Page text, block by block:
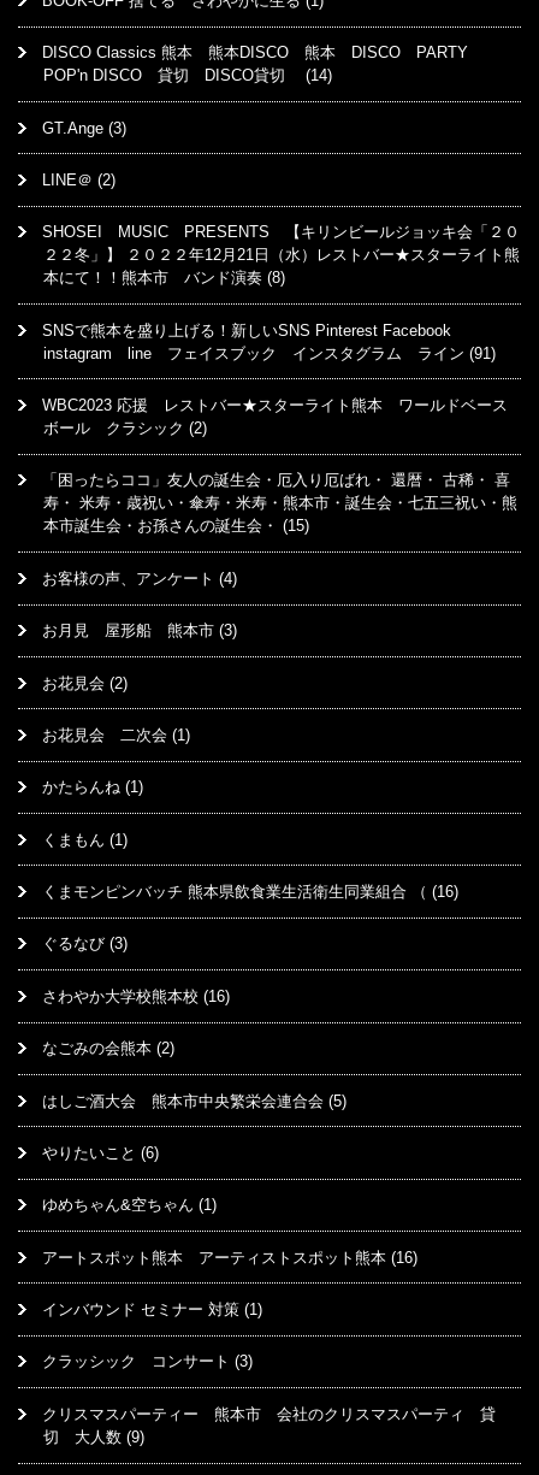
DISCO Classics 熊本 熊本DISCO 熊本 DISCO PARTY
POP'n DISCO 貸切 DISCO貸切 (14)
GT.Ange (3)
LINE＠ (2)
SHOSEI MUSIC PRESENTS 【キリンビールジョッキ会「２０
２２冬」】 ２０２２年12月21日（水）レストバー★スターライト熊
本にて！！熊本市 バンド演奏 (8)
SNSで熊本を盛り上げる！新しいSNS Pinterest Facebook
instagram line フェイスブック インスタグラム ライン (91)
WBC2023 応援 レストバー★スターライト熊本 ワールドベース
ボール クラシック (2)
「困ったらココ」友人の誕生会・厄入り厄ばれ・ 還暦・ 古稀・ 喜
寿・ 米寿・歳祝い・傘寿・米寿・熊本市・誕生会・七五三祝い・熊
本市誕生会・お孫さんの誕生会・ (15)
お客様の声、アンケート (4)
お月見 屋形船 熊本市 (3)
お花見会 (2)
お花見会 二次会 (1)
かたらんね (1)
くまもん (1)
くまモンピンバッチ 熊本県飲食業生活衛生同業組合 （ (16)
ぐるなび (3)
さわやか大学校熊本校 (16)
なごみの会熊本 (2)
はしご酒大会 熊本市中央繁栄会連合会 (5)
やりたいこと (6)
ゆめちゃん&空ちゃん (1)
アートスポット熊本 アーティストスポット熊本 (16)
インバウンド セミナー 対策 (1)
クラッシック コンサート (3)
クリスマスパーティー 熊本市 会社のクリスマスパーティ 貸
切 大人数 (9)